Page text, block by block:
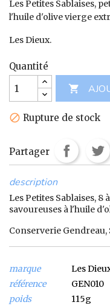
Les Petites Sablaises,
l'huile d'olive vierge
Les Dieux.
Quantité

 Rupture de stock
Partager
description
Les Petites Sablaises, 8
savoureuses à l'huile
Conserverie
marque
Les
référence
GEN010
poids
115g